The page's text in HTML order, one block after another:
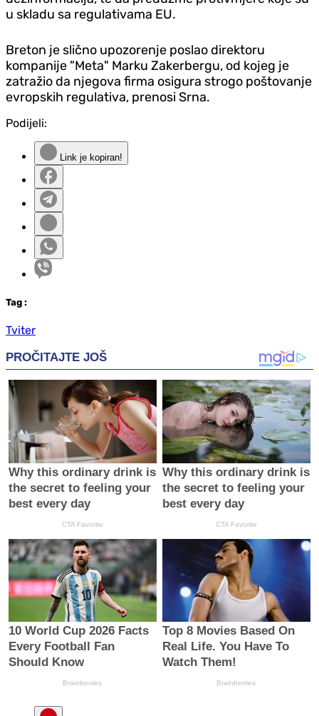
u skladu sa regulativama EU.
Breton je slično upozorenje poslao direktoru
kompanije "Meta" Marku Zakerbergu, od kojeg je
zatražio da njegova firma osigura strogo poštovanje
evropskih regulativa, prenosi Srna.
Podijeli:
Link je kopiran!
Tag :
Tviter